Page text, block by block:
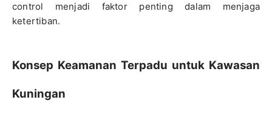
control menjadi faktor penting dalam menjaga
ketertiban.
Konsep Keamanan Terpadu untuk Kawasan
Kuningan